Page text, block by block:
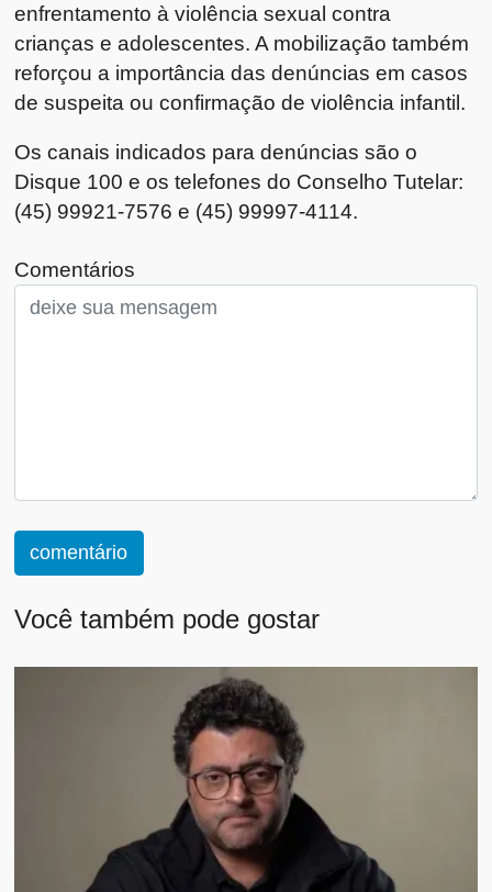
enfrentamento à violência sexual contra
crianças e adolescentes. A mobilização também
reforçou a importância das denúncias em casos
de suspeita ou confirmação de violência infantil.
Os canais indicados para denúncias são o
Disque 100 e os telefones do Conselho Tutelar:
(45) 99921-7576 e (45) 99997-4114.
Comentários
comentário
Você também pode gostar